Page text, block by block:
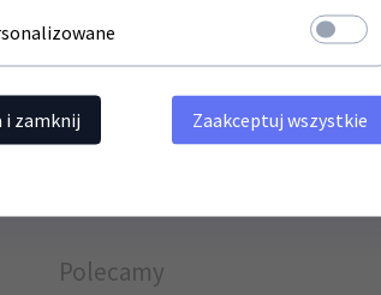
a nasze doświadczenie jest naszą
Polecamy
i zamknij Zaakceptuj wszystkie